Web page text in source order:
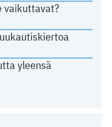
vaikuttavat?
yleensä